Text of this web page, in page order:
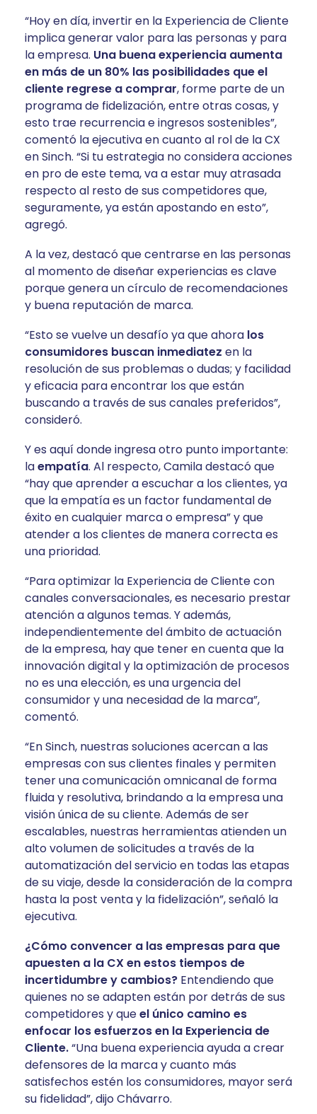
“Hoy en día, invertir en la Experiencia de Cliente
implica generar valor para las personas y para
la empresa. Una buena experiencia aumenta
en más de un 80% las posibilidades que el
cliente regrese a comprar, forme parte de un
programa de fidelización, entre otras cosas, y
esto trae recurrencia e ingresos sostenibles”,
comentó la ejecutiva en cuanto al rol de la CX
en Sinch. “Si tu estrategia no considera acciones
en pro de este tema, va a estar muy atrasada
respecto al resto de sus competidores que,
seguramente, ya están apostando en esto”,
agregó.
A la vez, destacó que centrarse en las personas
al momento de diseñar experiencias es clave
porque genera un círculo de recomendaciones
y buena reputación de marca.
“Esto se vuelve un desafío ya que ahora los
consumidores buscan inmediatez en la
resolución de sus problemas o dudas; y facilidad
y eficacia para encontrar los que están
buscando a través de sus canales preferidos”,
consideró.
Y es aquí donde ingresa otro punto importante:
laempatía. Al respecto, Camila destacó que
“hay que aprender a escuchar a los clientes, ya
que la empatía es un factor fundamental de
éxito en cualquier marca o empresa” y que
atender a los clientes de manera correcta es
una prioridad.
“Para optimizar la Experiencia de Cliente con
canales conversacionales, es necesario prestar
atención a algunos temas. Y además,
independientemente del ámbito de actuación
de la empresa, hay que tener en cuenta que la
innovación digital y la optimización de procesos
no es una elección, es una urgencia del
consumidor y una necesidad de la marca”,
comentó.
“En Sinch, nuestras soluciones acercan a las
empresas con sus clientes finales y permiten
tener una comunicación omnicanal de forma
fluida y resolutiva, brindando a la empresa una
visión única de su cliente. Además de ser
escalables, nuestras herramientas atienden un
alto volumen de solicitudes a través de la
automatización del servicio en todas las etapas
de su viaje, desde la consideración de la compra
hasta la post venta y la fidelización”, señaló la
ejecutiva.
¿Cómo convencer a las empresas para que
apuesten a la CX en estos tiempos de
incertidumbre y cambios? Entendiendo que
quienes no se adapten están por detrás de sus
competidores y queel único camino es
enfocar los esfuerzos en la Experiencia de
Cliente.“Una buena experiencia ayuda a crear
defensores de la marca y cuanto más
satisfechos estén los consumidores, mayor será
su fidelidad”, dijo Chávarro.